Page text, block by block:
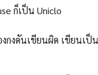
ก็เป็น Uniclo
งดันเขียนผิด เขียนเป็